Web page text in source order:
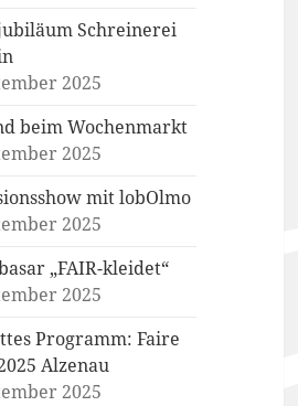
Schreinerei
2025
beim Wochenmarkt
2025
mit lobOlmo
2025
„FAIR-kleidet“
2025
Programm: Faire
Alzenau
2025